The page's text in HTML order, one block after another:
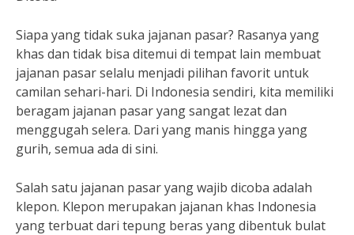
Siapa yang tidak suka jajanan pasar? Rasanya yang
khas dan tidak bisa ditemui di tempat lain membuat
jajanan pasar selalu menjadi pilihan favorit untuk
camilan sehari-hari. Di Indonesia sendiri, kita memiliki
beragam jajanan pasar yang sangat lezat dan
menggugah selera. Dari yang manis hingga yang
gurih, semua ada di sini.
Salah satu jajanan pasar yang wajib dicoba adalah
klepon. Klepon merupakan jajanan khas Indonesia
yang terbuat dari tepung beras yang dibentuk bulat